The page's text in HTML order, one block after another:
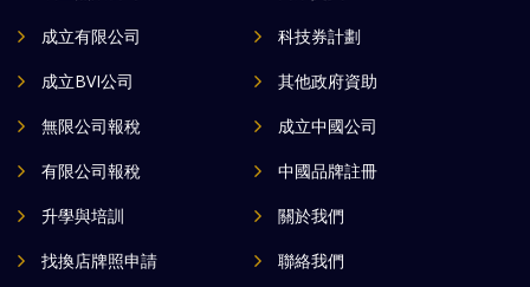
成立有限公司
成立BVI公司
無限公司報稅
有限公司報稅
升學與培訓
找換店牌照申請
科技券計劃
其他政府資助
成立中國公司
中國品牌註冊
關於我們
聯絡我們